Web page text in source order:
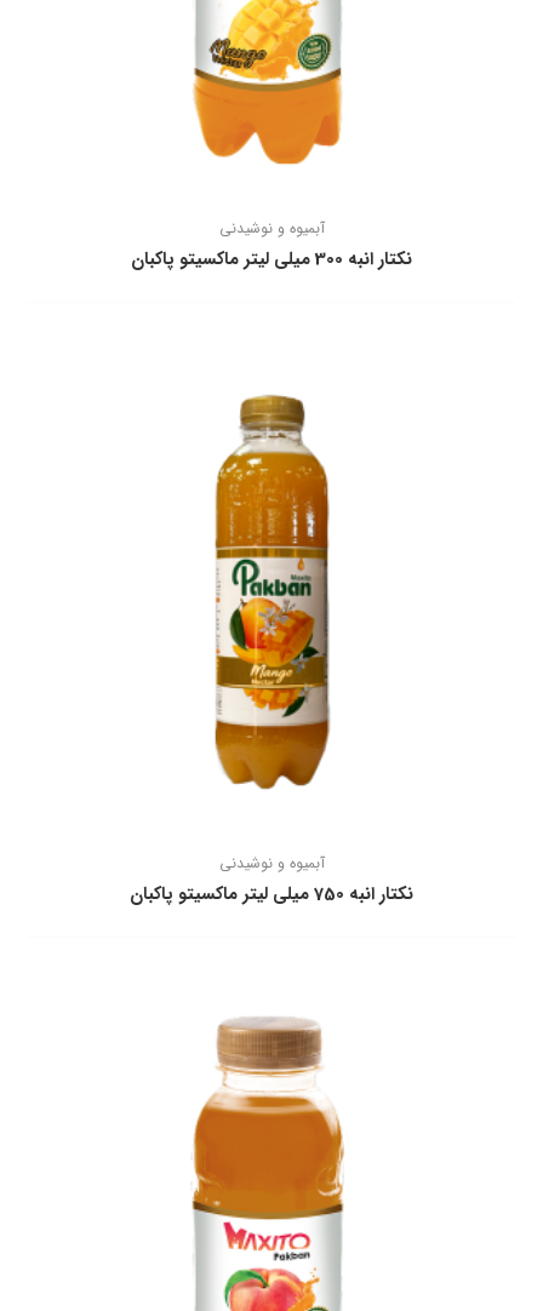
آبمیوه و نوشیدنی
نكتار انبه 300 ميلی ليتر ماكسيتو پاكبان
آبمیوه و نوشیدنی
نكتار انبه 750 ميلی ليتر ماكسيتو پاكبان